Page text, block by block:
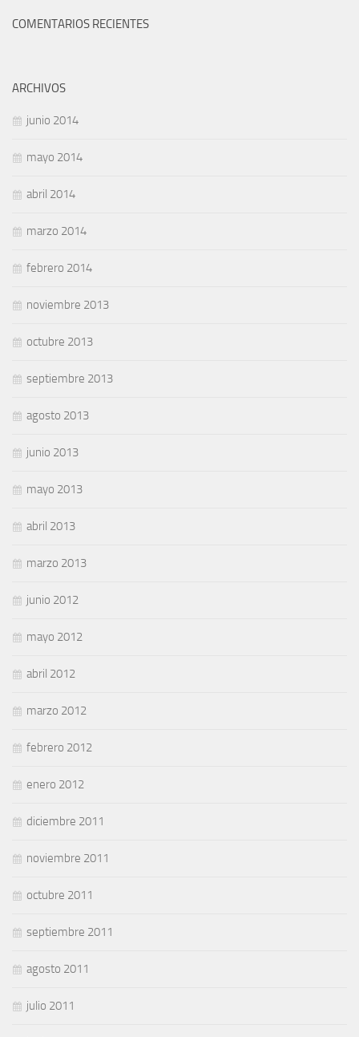
COMENTARIOS RECIENTES
ARCHIVOS
junio 2014
mayo 2014
abril 2014
marzo 2014
febrero 2014
noviembre 2013
octubre 2013
septiembre 2013
agosto 2013
junio 2013
mayo 2013
abril 2013
marzo 2013
junio 2012
mayo 2012
abril 2012
marzo 2012
febrero 2012
enero 2012
diciembre 2011
noviembre 2011
octubre 2011
septiembre 2011
agosto 2011
julio 2011